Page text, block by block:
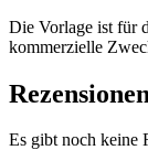
Die Vorlage ist für
kommerzielle
Rezensionen
Es gibt noch keine